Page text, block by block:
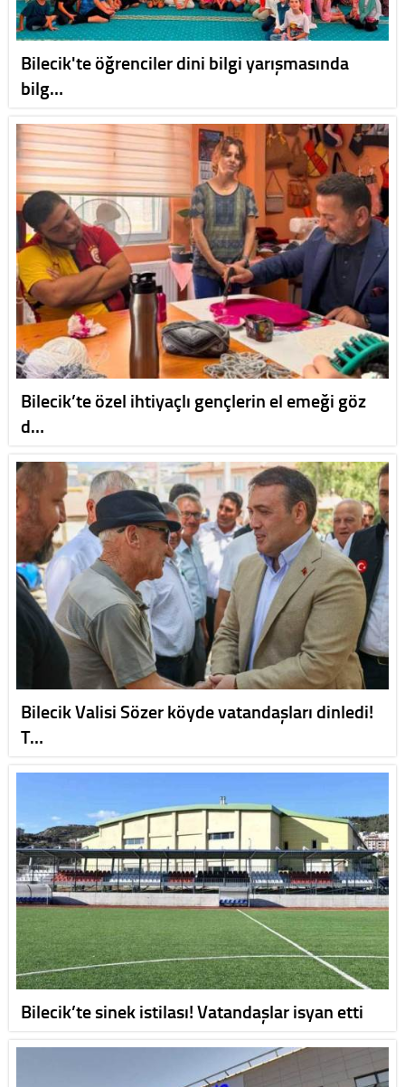
Bilecik'te öğrenciler dini bilgi yarışmasında
bilg…
Bilecik’te özel ihtiyaçlı gençlerin el emeği göz
d…
Bilecik Valisi Sözer köyde vatandaşları dinledi!
T…
Bilecik’te sinek istilası! Vatandaşlar isyan etti